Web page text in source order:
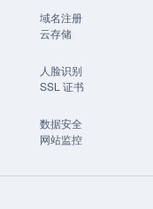
域名注册
云存储
人脸识别
SSL 证书
数据安全
网站监控